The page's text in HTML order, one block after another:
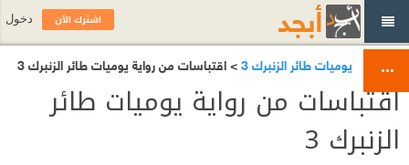
يوميات طائر الزنبرك 3 > اقتباسات من رواية يوميات طائر الزنبرك 3
اقتباسات من رواية يوميات طائر
الزنبرك 3
اشترك الآن دخول